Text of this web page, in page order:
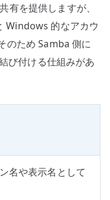
を提供しますが、
Windows 的なアカウ
のため Samba 側に
び付ける仕組みがあ
名や表示名として